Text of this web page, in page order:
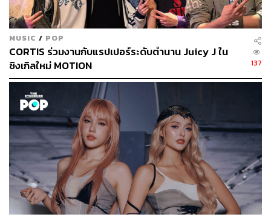
ยังไม่ลงตัวในเรื่องของการเรียบเรียงก็เลยทิ้งเพลงไว้หลายปี
จนกระทั่งมีคอนเสิร์ตใหญ่เมื่อปีที่ผ่านมา ที่เธอได้หยิบเพลงนี้
มาแสดง พอจบจากงานปาล์มมี่ก็ได้ทราบว่าเหล่ามิตรรัก
อยากฟังฉบับเต็มก็เลยได้ฤกษ์ดำเนินการทำซิงเกิลนี้ขึ้นมา
เฉียบพลัน แล้วก็จะบอกเขาว่า ทุกห้องหัวใจเรายกให้เขาหมด
เลย ยกเว้นห้องสี่ที่อยู่มุมซ้าย เราขอเก็บไว้ เผื่อเขาทำให้เรา
ช้ำใจ เราจะได้มีที่ปลอดภัยไว้รักษาใจเราเองค่ะ ส่วน ใบ
เฟิร์น-บลู ปาล์มมี่ประทับใจเขาค่ะ ขอบคุณที่มาเติมเต็มให้มิว
สิกวิดีโอเพลงนี้สมบูรณ์ค่ะ”
MUSIC / POP
CORTIS ร่วมงานกับแรปเปอร์ระดับตำนาน Juicy J ใน
ซิงเกิลใหม่ MOTION
137